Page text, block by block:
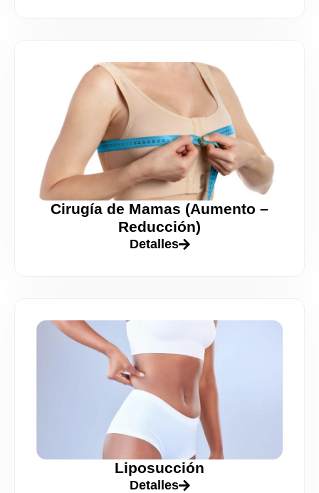
Cirugía de Mamas (Aumento –
Reducción)
Detalles
Liposucción
Detalles